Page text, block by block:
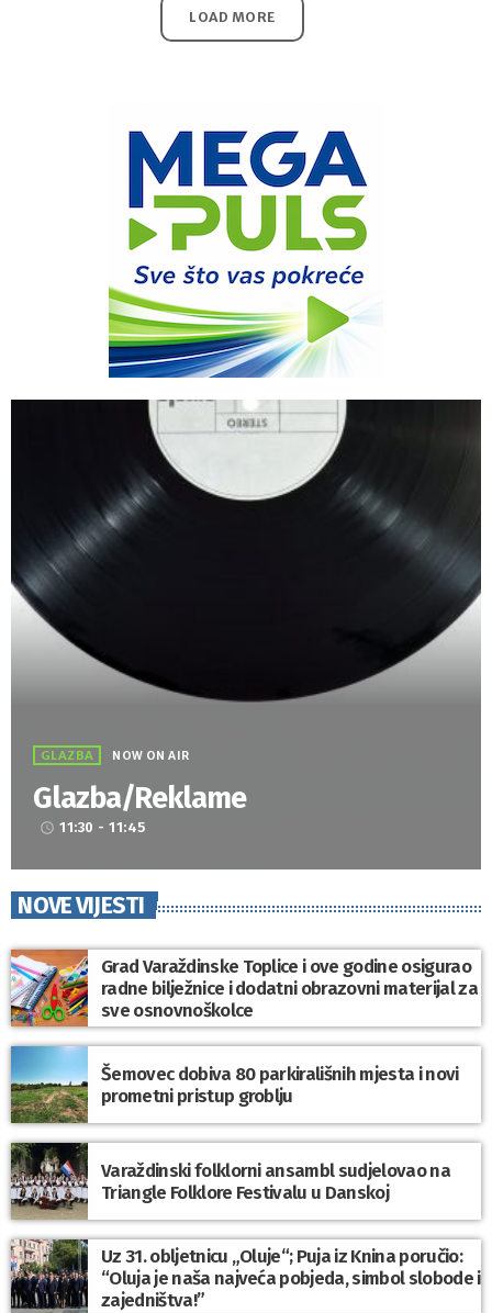
LOAD MORE
GLAZBA NOW ON AIR
Glazba/Reklame
access_time 11:30 - 11:45
NOVE VIJESTI
Grad Varaždinske Toplice i ove godine osigurao
radne bilježnice i dodatni obrazovni materijal za
sve osnovnoškolce
Šemovec dobiva 80 parkirališnih mjesta i novi
prometni pristup groblju
Varaždinski folklorni ansambl sudjelovao na
Triangle Folklore Festivalu u Danskoj
Uz 31. obljetnicu „Oluje“; Puja iz Knina poručio:
“Oluja je naša najveća pobjeda, simbol slobode i
zajedništva!”